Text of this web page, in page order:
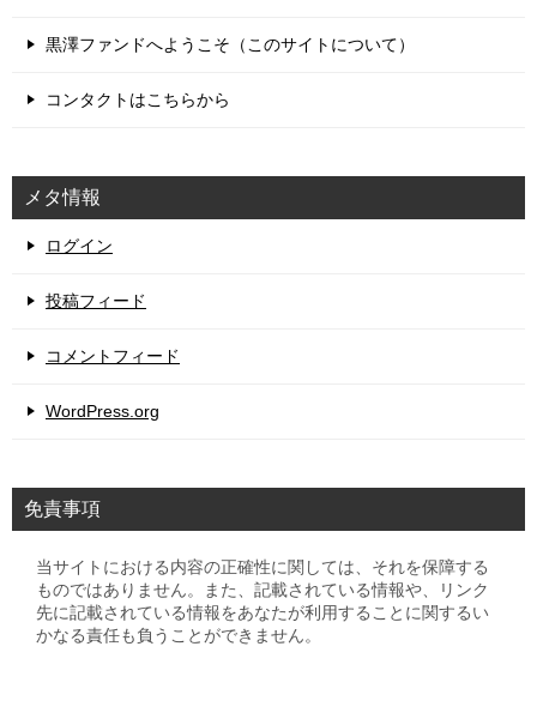
黒澤ファンドへようこそ（このサイトについて）
コンタクトはこちらから
メタ情報
ログイン
投稿フィード
コメントフィード
WordPress.org
免責事項
当サイトにおける内容の正確性に関しては、それを保障する
ものではありません。また、記載されている情報や、リンク
先に記載されている情報をあなたが利用することに関するい
かなる責任も負うことができません。